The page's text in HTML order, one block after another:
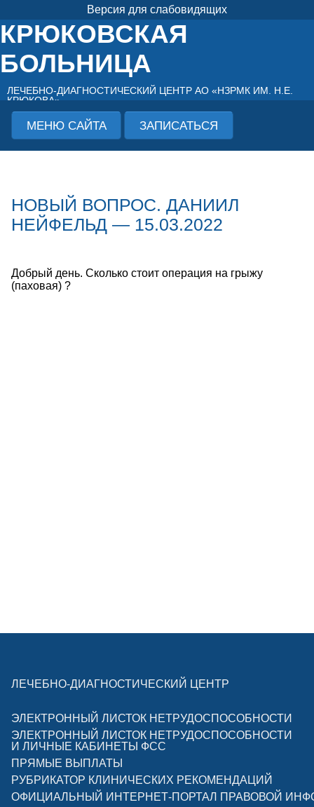
Версия для слабовидящих
КРЮКОВСКАЯ
БОЛЬНИЦА
ЛЕЧЕБНО-ДИАГНОСТИЧЕСКИЙ ЦЕНТР АО «НЗРМК ИМ. Н.Е.
КРЮКОВА»
МЕНЮ САЙТА ЗАПИСАТЬСЯ
НОВЫЙ ВОПРОС. ДАНИИЛ
НЕЙФЕЛЬД — 15.03.2022
Добрый день. Сколько стоит операция на грыжу
(паховая) ?
ЛЕЧЕБНО-ДИАГНОСТИЧЕСКИЙ ЦЕНТР
ЭЛЕКТРОННЫЙ ЛИСТОК НЕТРУДОСПОСОБНОСТИ
ЭЛЕКТРОННЫЙ ЛИСТОК НЕТРУДОСПОСОБНОСТИ
И ЛИЧНЫЕ КАБИНЕТЫ ФСС
ПРЯМЫЕ ВЫПЛАТЫ
РУБРИКАТОР КЛИНИЧЕСКИХ РЕКОМЕНДАЦИЙ
ОФИЦИАЛЬНЫЙ ИНТЕРНЕТ-ПОРТАЛ ПРАВОВОЙ